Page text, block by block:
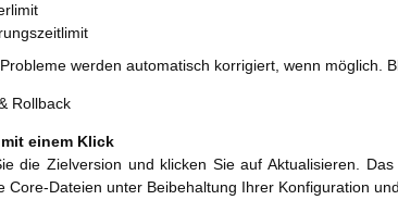
werden automatisch korrigiert, wenn möglich.
Rollback
einem Klick
die Zielversion und klicken Sie auf Aktualisieren.
Core-Dateien unter Beibehaltung Ihrer Konfiguration